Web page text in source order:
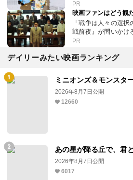
PR
映画ファンはどう観
「戦争は人々の選
戦前夜』が問いかけ
PR
デイリーみたい映画ランキング
ミニオンズ＆モンスタ
2026年8月7日公開
12660
あの星が降る丘で、君
2026年8月7日公開
6017